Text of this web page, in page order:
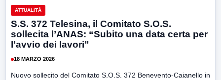
ATTUALITÀ
S.S. 372 Telesina, il Comitato S.O.S.
sollecita l’ANAS: “Subito una data certa per
l’avvio dei lavori”
18 MARZO 2026
Nuovo sollecito del Comitato S.O.S. 372 Benevento-Caianello in